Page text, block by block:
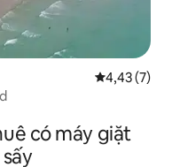
Xếp hạng
4,43 (7)
có máy giặt